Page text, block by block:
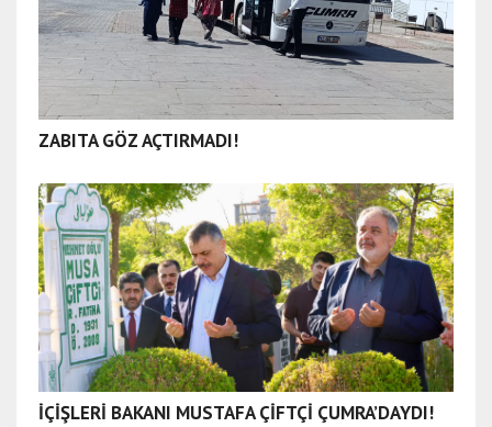
ZABITA GÖZ AÇTIRMADI!
İÇİŞLERİ BAKANI MUSTAFA ÇİFTÇİ ÇUMRA’DAYDI!